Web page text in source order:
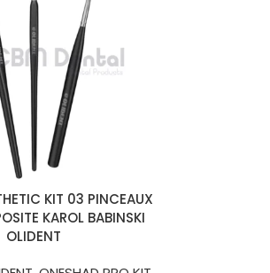
KIT 03 PINCEAUX
KAROL BABINSKI
OLIDENT